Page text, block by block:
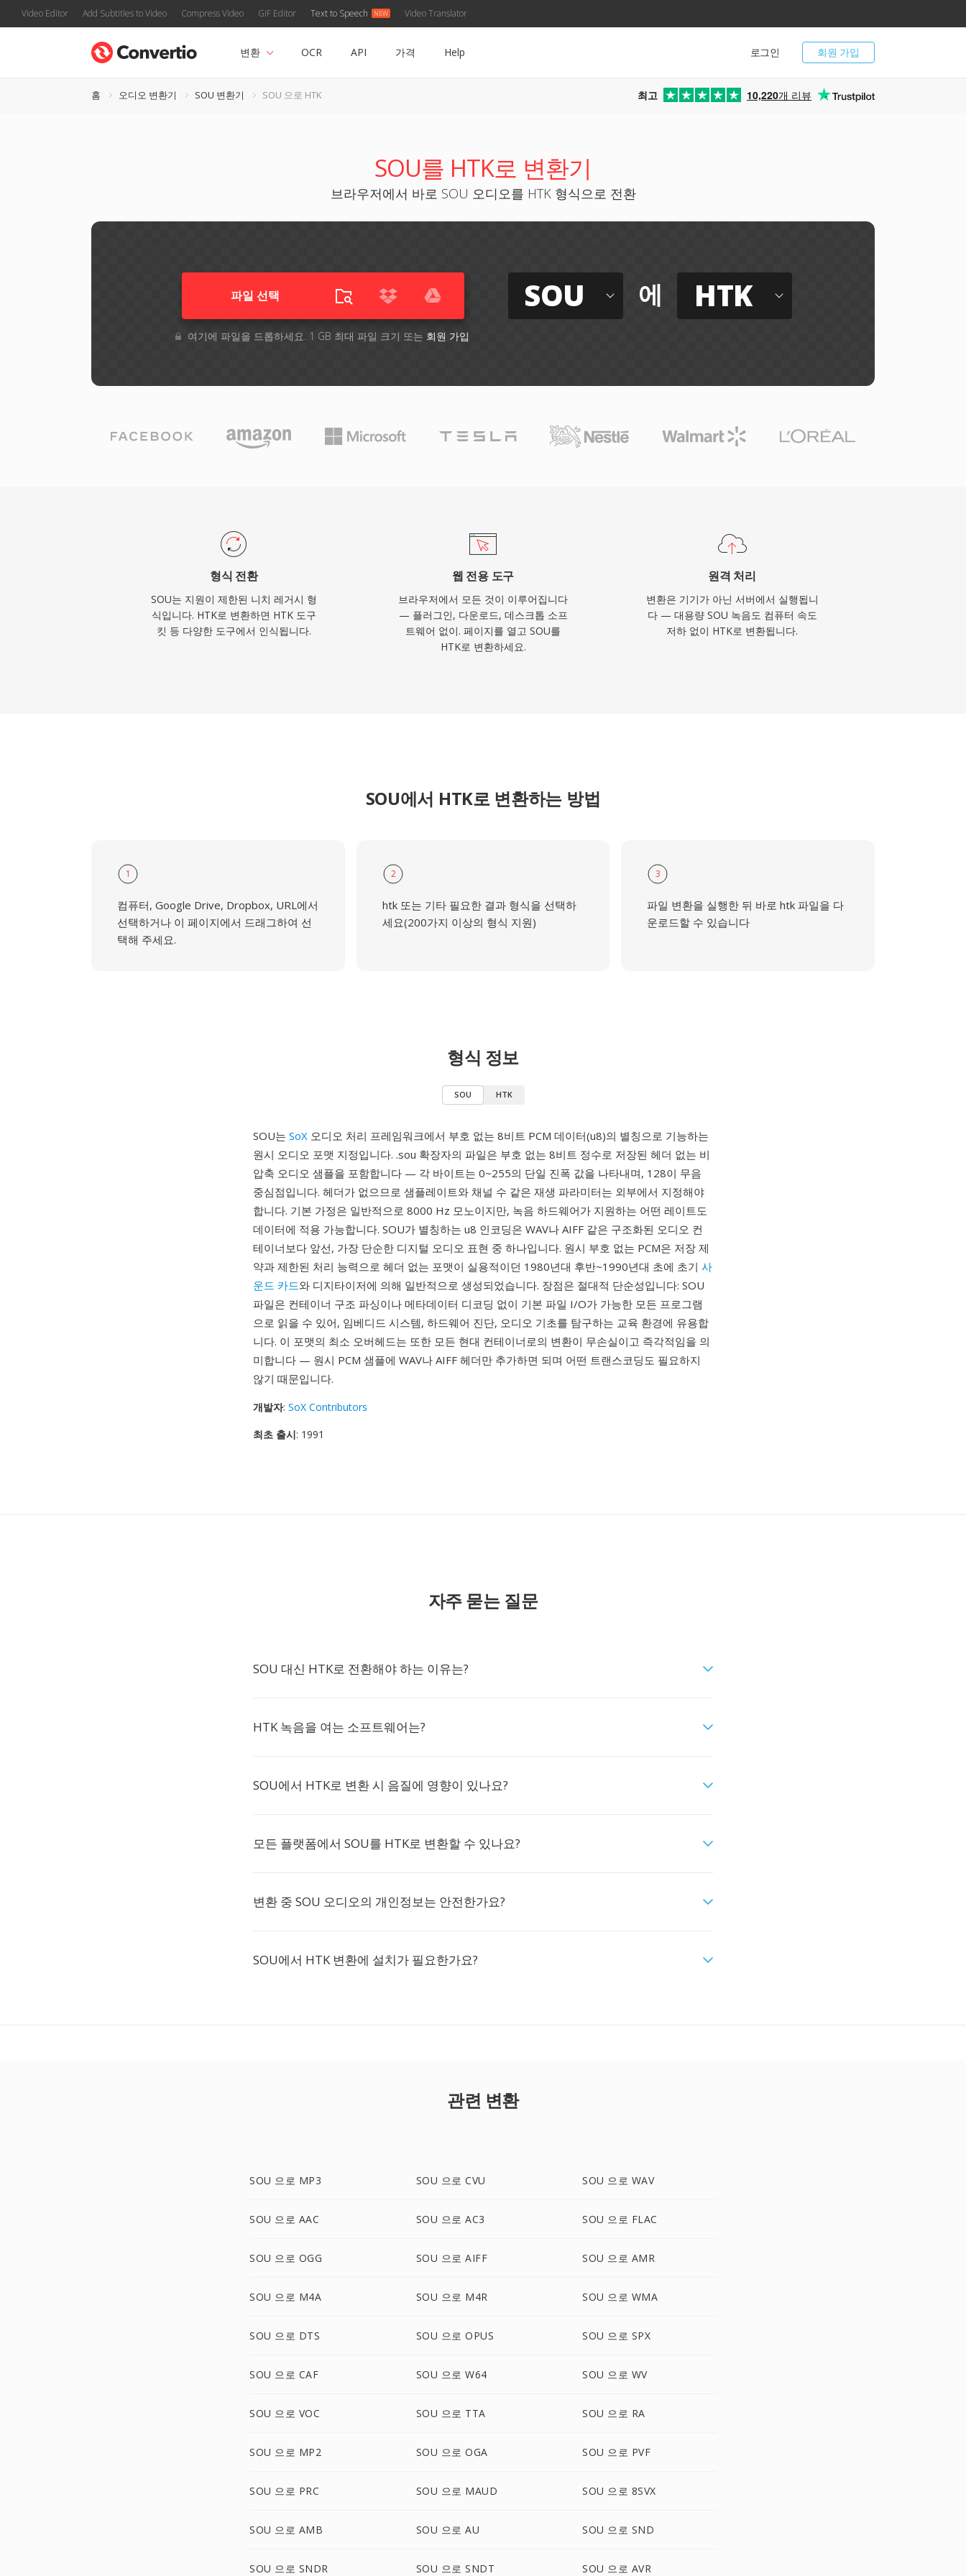
Video Editor Add Subtitles to Video Compress Video GIF Editor Text to Speech Video Translator
회원 가입
로그인
변환 OCR API 가격 Help
홈 오디오 변환기 SOU 변환기 SOU 으로 HTK 최고 10,220개 리뷰
SOU를 HTK로 변환기
브라우저에서 바로 SOU 오디오를 HTK 형식으로 전환
파일 선택
여기에 파일을 드롭하세요. 1 GB 최대 파일 크기 또는 회원 가입
SOU 에 HTK
형식 전환
SOU는 지원이 제한된 니치 레거시 형
식입니다. HTK로 변환하면 HTK 도구
킷 등 다양한 도구에서 인식됩니다.
웹 전용 도구
브라우저에서 모든 것이 이루어집니다
— 플러그인, 다운로드, 데스크톱 소프
트웨어 없이. 페이지를 열고 SOU를
HTK로 변환하세요.
원격 처리
변환은 기기가 아닌 서버에서 실행됩니
다 — 대용량 SOU 녹음도 컴퓨터 속도
저하 없이 HTK로 변환됩니다.
SOU에서 HTK로 변환하는 방법
1
컴퓨터, Google Drive, Dropbox, URL에서
선택하거나 이 페이지에서 드래그하여 선
택해 주세요.
2
htk 또는 기타 필요한 결과 형식을 선택하
세요(200가지 이상의 형식 지원)
3
파일 변환을 실행한 뒤 바로 htk 파일을 다
운로드할 수 있습니다
형식 정보
SOU HTK
SOU는 SoX 오디오 처리 프레임워크에서 부호 없는 8비트 PCM 데이터(u8)의 별칭으로 기능하는
원시 오디오 포맷 지정입니다. .sou 확장자의 파일은 부호 없는 8비트 정수로 저장된 헤더 없는 비
압축 오디오 샘플을 포함합니다 — 각 바이트는 0~255의 단일 진폭 값을 나타내며, 128이 무음
중심점입니다. 헤더가 없으므로 샘플레이트와 채널 수 같은 재생 파라미터는 외부에서 지정해야
합니다. 기본 가정은 일반적으로 8000 Hz 모노이지만, 녹음 하드웨어가 지원하는 어떤 레이트도
데이터에 적용 가능합니다. SOU가 별칭하는 u8 인코딩은 WAV나 AIFF 같은 구조화된 오디오 컨
테이너보다 앞선, 가장 단순한 디지털 오디오 표현 중 하나입니다. 원시 부호 없는 PCM은 저장 제
약과 제한된 처리 능력으로 헤더 없는 포맷이 실용적이던 1980년대 후반~1990년대 초에 초기 사
운드 카드와 디지타이저에 의해 일반적으로 생성되었습니다. 장점은 절대적 단순성입니다: SOU
파일은 컨테이너 구조 파싱이나 메타데이터 디코딩 없이 기본 파일 I/O가 가능한 모든 프로그램
으로 읽을 수 있어, 임베디드 시스템, 하드웨어 진단, 오디오 기초를 탐구하는 교육 환경에 유용합
니다. 이 포맷의 최소 오버헤드는 또한 모든 현대 컨테이너로의 변환이 무손실이고 즉각적임을 의
미합니다 — 원시 PCM 샘플에 WAV나 AIFF 헤더만 추가하면 되며 어떤 트랜스코딩도 필요하지
않기 때문입니다.
개발자: SoX Contributors
최초 출시: 1991
자주 묻는 질문
SOU 대신 HTK로 전환해야 하는 이유는?
HTK 녹음을 여는 소프트웨어는?
SOU에서 HTK로 변환 시 음질에 영향이 있나요?
모든 플랫폼에서 SOU를 HTK로 변환할 수 있나요?
변환 중 SOU 오디오의 개인정보는 안전한가요?
SOU에서 HTK 변환에 설치가 필요한가요?
관련 변환
SOU 으로 MP3 SOU 으로 CVU SOU 으로 WAV
SOU 으로 AAC SOU 으로 AC3 SOU 으로 FLAC
SOU 으로 OGG SOU 으로 AIFF SOU 으로 AMR
SOU 으로 M4A SOU 으로 M4R SOU 으로 WMA
SOU 으로 DTS SOU 으로 OPUS SOU 으로 SPX
SOU 으로 CAF SOU 으로 W64 SOU 으로 WV
SOU 으로 VOC SOU 으로 TTA SOU 으로 RA
SOU 으로 MP2 SOU 으로 OGA SOU 으로 PVF
SOU 으로 PRC SOU 으로 MAUD SOU 으로 8SVX
SOU 으로 AMB SOU 으로 AU SOU 으로 SND
SOU 으로 SNDR SOU 으로 SNDT SOU 으로 AVR